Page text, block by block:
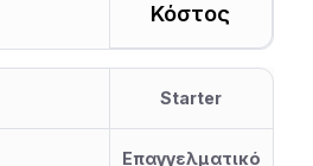
Κόστος
Starter
Επαγγελματικό